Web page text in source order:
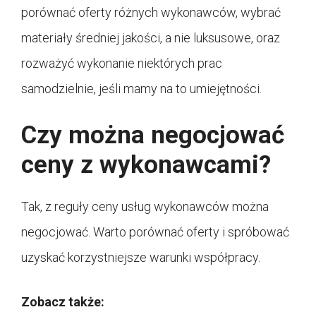
porównać oferty różnych wykonawców, wybrać
materiały średniej jakości, a nie luksusowe, oraz
rozważyć wykonanie niektórych prac
samodzielnie, jeśli mamy na to umiejętności.
Czy można negocjować
ceny z wykonawcami?
Tak, z reguły ceny usług wykonawców można
negocjować. Warto porównać oferty i spróbować
uzyskać korzystniejsze warunki współpracy.
Zobacz także: